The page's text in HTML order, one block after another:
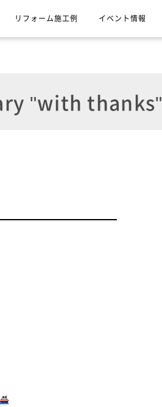
リフォーム施工例 イベント情報
"with thanks"